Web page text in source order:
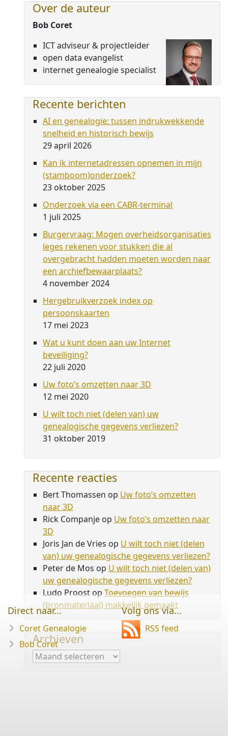
Over de auteur
Bob Coret
ICT adviseur & projectleider
open data evangelist
internet genealogie specialist
Recente berichten
AI en genealogie: tussen indrukwekkende
snelheid en historisch bewijs
29 april 2026
Kan ik internetadressen opnemen in mijn
(stamboom)onderzoek?
23 oktober 2025
Onderzoek via een CABR-terminal
1 juli 2025
Burgervraag: Mogen overheidsorganisaties
leges rekenen voor stukken die al
overgebracht hadden moeten worden naar
een archiefbewaarplaats?
4 november 2024
Hergebruikverzoek index op
persoonskaarten
17 mei 2023
Wat u kunt doen aan uw Internet
beveiliging?
22 juli 2020
Uw foto’s omzetten naar 3D
12 mei 2020
U wilt toch niet (delen van) uw
genealogische gegevens verliezen?
31 oktober 2019
Recente reacties
Bert Thomassen op Uw foto’s omzetten
naar 3D
Rick Companje op Uw foto’s omzetten naar
3D
Joris Jan de Vries op U wilt toch niet (delen
van) uw genealogische gegevens verliezen?
Peter de Mos op U wilt toch niet (delen van)
uw genealogische gegevens verliezen?
Ludo Proostop Toevoegen van bewijs
(bronmateriaal) makkelijk gemaakt
Archieven
Archieven
Direct naar...
Coret Genealogie
Bob Coret
Volg ons via...
RSS feed